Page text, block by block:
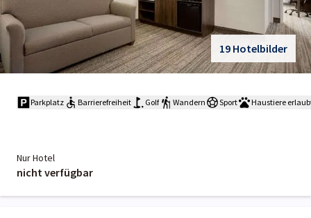
19 Hotelbilder
Parkplatz Barrierefreiheit Golf Wandern Sport Haustiere
Nur Hotel
nicht verfügbar